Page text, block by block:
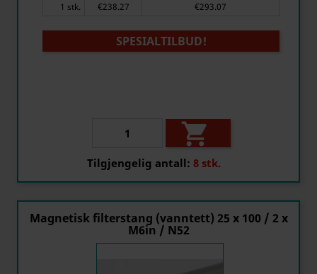
1 stk. €238.27 €293.07
SPESIALTILBUD!

Tilgjengelig antall: 8 stk.
Magnetisk filterstang (vanntett) 25 x 100 / 2 x
M6in / N52